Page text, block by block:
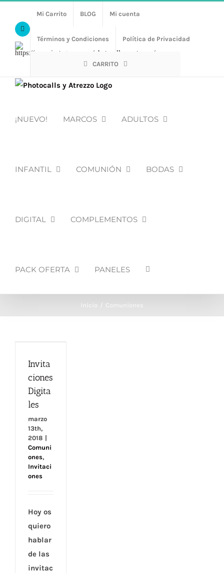
contenidoFacebook
Https://www.instagram.com/photocalls_y_atrezzo/
Mi Carrito BLOG Mi cuenta
Términos y Condiciones Política de Privacidad
CARRITO
¡NUEVO! MARCOS ADULTOS
INFANTIL COMUNIÓN BODAS
DIGITAL COMPLEMENTOS
PACK OFERTA PANELES
Inicio Comuniones
Digitales
Invita
ciones
Digita
les
marzo
13th,
2018
Comuni
ones,
Invitaci
ones
Hoy os
quiero
hablar
de las
invitac